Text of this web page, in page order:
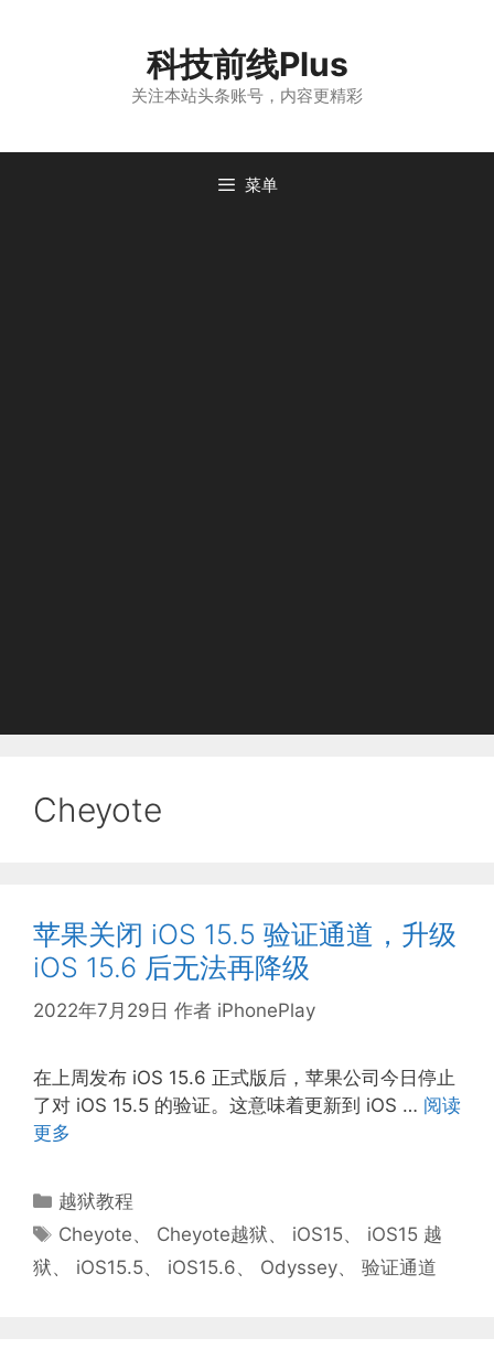
科技前线Plus
关注本站头条账号，内容更精彩
菜单
Cheyote
苹果关闭 iOS 15.5 验证通道，升级
iOS 15.6 后无法再降级
2022年7月29日 作者 iPhonePlay
在上周发布 iOS 15.6 正式版后，苹果公司今日停止
了对 iOS 15.5 的验证。这意味着更新到 iOS … 阅读
更多
分
类
越狱教程
标
Cheyote、 Cheyote越狱、 iOS15、 iOS15 越
狱、 iOS15.5、 iOS15.6、 Odyssey、 验证通道